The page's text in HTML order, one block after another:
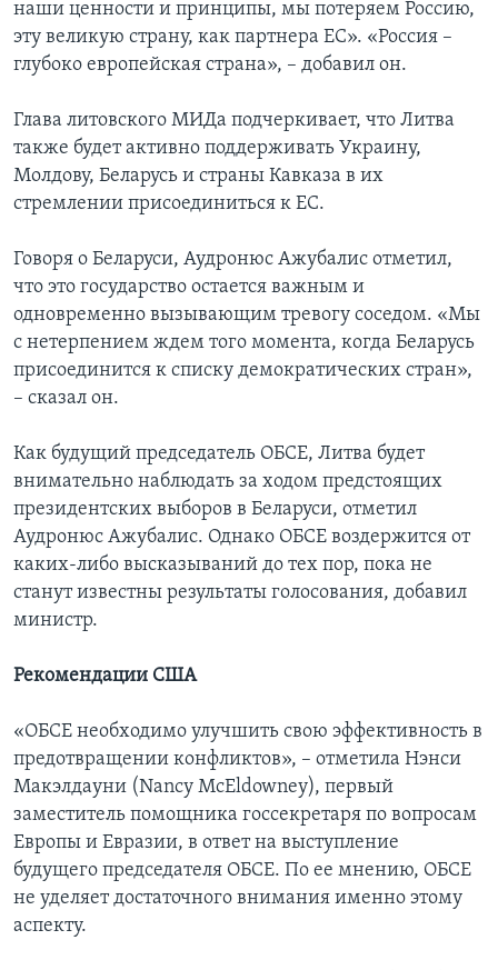
наши ценности и принципы, мы потеряем Россию,
эту великую страну, как партнера ЕС». «Россия –
глубоко европейская страна», – добавил он.
Глава литовского МИДа подчеркивает, что Литва
также будет активно поддерживать Украину,
Молдову, Беларусь и страны Кавказа в их
стремлении присоединиться к ЕС.
Говоря о Беларуси, Аудронюс Ажубалис отметил,
что это государство остается важным и
одновременно вызывающим тревогу соседом. «Мы
с нетерпением ждем того момента, когда Беларусь
присоединится к списку демократических стран»,
– сказал он.
Как будущий председатель ОБСЕ, Литва будет
внимательно наблюдать за ходом предстоящих
президентских выборов в Беларуси, отметил
Аудронюс Ажубалис. Однако ОБСЕ воздержится от
каких-либо высказываний до тех пор, пока не
станут известны результаты голосования, добавил
министр.
Рекомендации США
«ОБСЕ необходимо улучшить свою эффективность в
предотвращении конфликтов», – отметила Нэнси
Макэлдауни (Nancy McEldowney), первый
заместитель помощника госсекретаря по вопросам
Европы и Евразии, в ответ на выступление
будущего председателя ОБСЕ. По ее мнению, ОБСЕ
не уделяет достаточного внимания именно этому
аспекту.